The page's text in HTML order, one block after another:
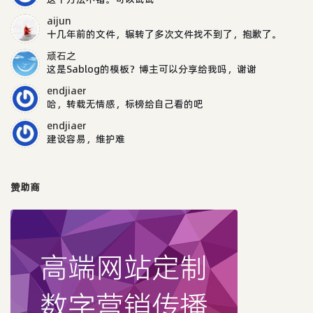
aijun
十几年前的文件，辗转了多次文件找不到了，抱歉了。
顽石之
这是Sablog的模板？博主可以分享给我吗，谢谢
endjiaer
哈，转载无情感，标榜给自己看的吧
endjiaer
建设容易，维护难
赞助商